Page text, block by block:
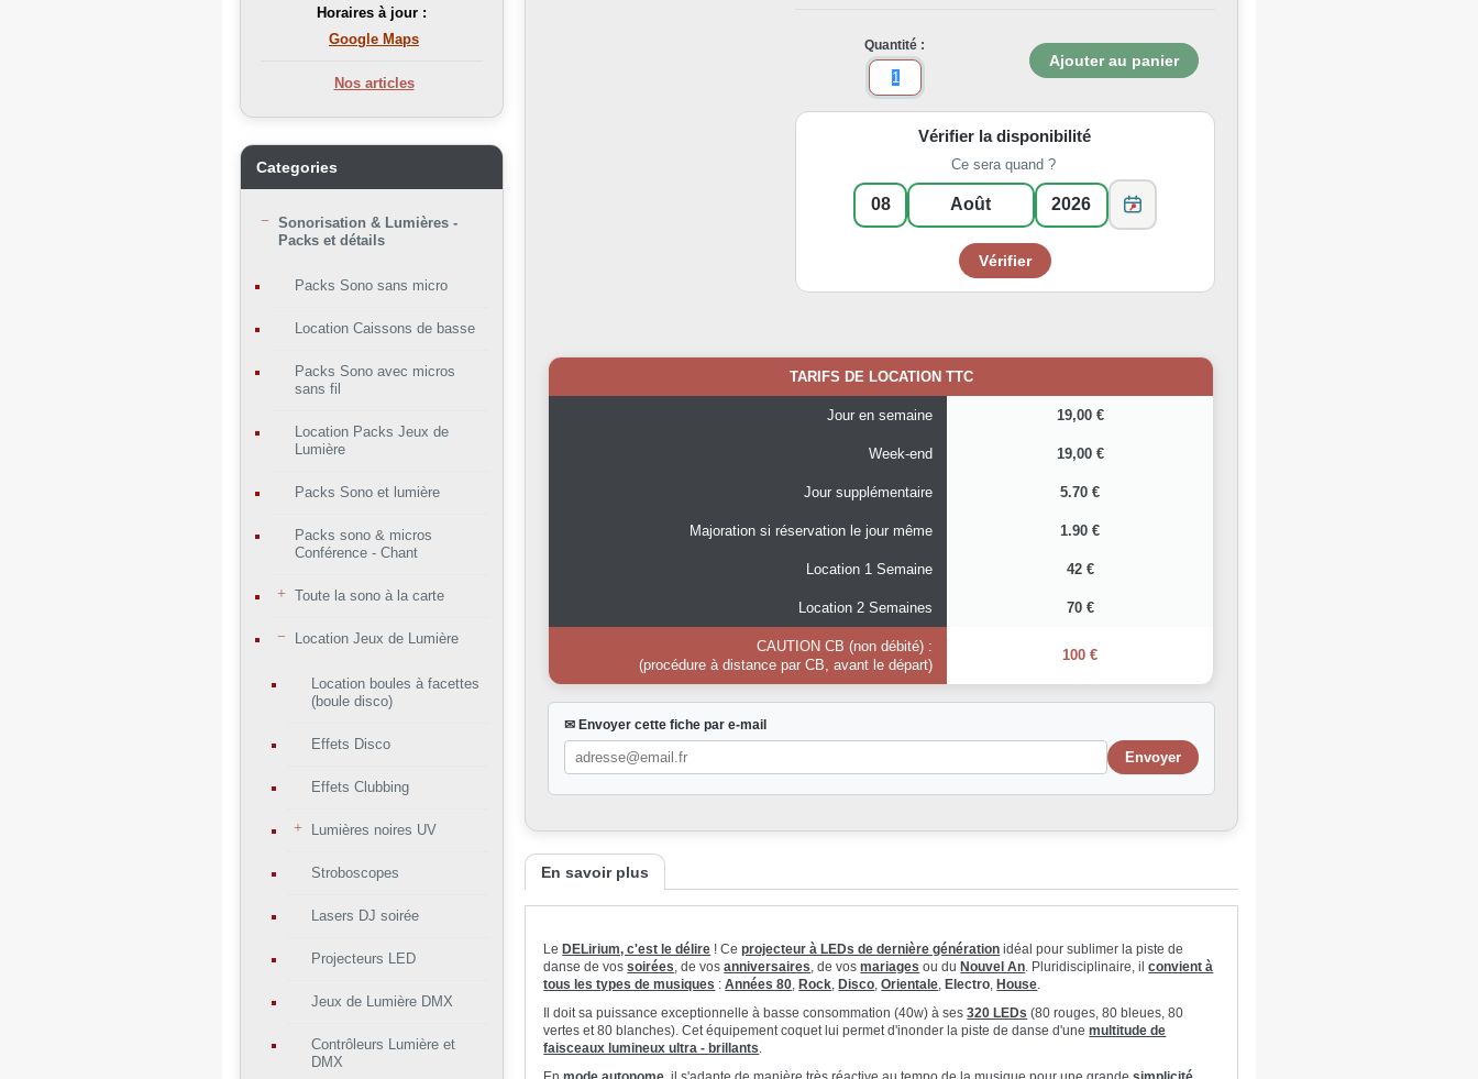
Horaires à jour :
Google Maps
Nos articles
Categories
Sonorisation & Lumières -
Packs et détails
Packs Sono sans micro
Location Caissons de basse
Packs Sono avec micros
sans fil
Location Packs Jeux de
Lumière
Packs Sono et lumière
Packs sono & micros
Conférence - Chant
Toute la sono à la carte
Location Jeux de Lumière
Location boules à facettes
(boule disco)
Effets Disco
Effets Clubbing
Lumières noires UV
Stroboscopes
Lasers DJ soirée
Projecteurs LED
Jeux de Lumière DMX
Contrôleurs Lumière et
DMX
Quantité :
Vérifier la disponibilité
Ce sera quand ?
TARIFS DE LOCATION TTC
Jour en semaine 19,00 €
Week-end 19,00 €
Jour supplémentaire 5.70 €
Majoration si réservation le jour même 1.90 €
Location 1 Semaine 42 €
Location 2 Semaines 70 €
CAUTION CB (non débité) :
(procédure à distance par CB, avant le départ)
100 €
✉ Envoyer cette fiche par e-mail
En savoir plus
Le DELirium, c'est le délire ! Ceprojecteur à LEDs de dernière génération idéal pour sublimer la piste de
danse de vossoirées, de vosanniversaires, de vosmariages ou du Nouvel An. Pluridisciplinaire, ilconvient à
tous les types de musiques :Années 80, Rock, Disco,Orientale, Electro, House.
Il doit sa puissance exceptionnelle à basse consommation (40w) à ses320 LEDs (80 rouges, 80 bleues, 80
vertes et 80 blanches). Cet équipement coquet lui permet d'inonder la piste de danse d'unemultitude de
faisceaux lumineux ultra - brillants.